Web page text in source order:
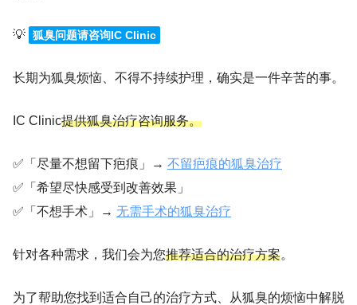
💡 狐臭问题请咨询IC Clinic
长期为狐臭烦恼、不得不持续护理，确实是一件辛苦的事。
IC Clinic提供狐臭治疗咨询服务。
✅「尽量不想留下疤痕」→ 不留疤痕的狐臭治疗
✅「希望尽快感受到改善效果」
✅「不想手术」→ 无需手术的狐臭治疗
针对各种需求，我们会为您推荐适合的治疗方案。
为了帮助您找到适合自己的治疗方式、从狐臭的烦恼中解脱